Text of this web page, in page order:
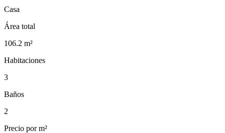
Casa
Área total
106.2 m²
Habitaciones
3
Baños
2
Precio por m²